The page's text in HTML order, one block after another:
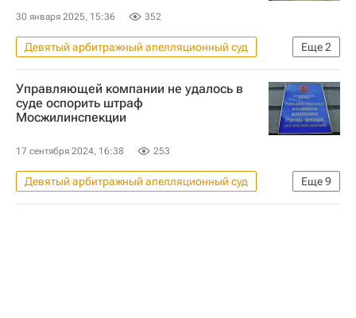
30 января 2025, 15:36 352
Еще2
Девятый арбитражный апелляционный суд
Максим Блажко
Промсвязьбанк
Управляющей компании не удалось в
суде оспорить штраф
Мосжилинспекции
17 сентября 2024, 16:38 253
Еще9
Девятый арбитражный апелляционный суд
Москва Сегодня: мегаполис для жизни